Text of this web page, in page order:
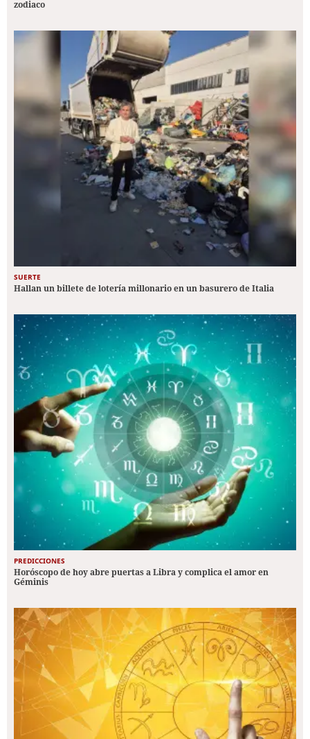
zodiaco
SUERTE
Hallan un billete de lotería millonario en un basurero de Italia
PREDICCIONES
Horóscopo de hoy abre puertas a Libra y complica el amor en
Géminis